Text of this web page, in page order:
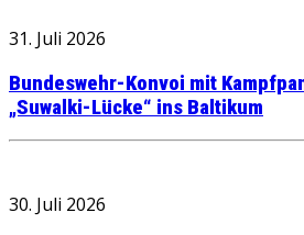
31. Juli 2026
Bundeswehr-Konvoi mit
„Suwalki-Lücke“ ins Baltikum
30. Juli 2026